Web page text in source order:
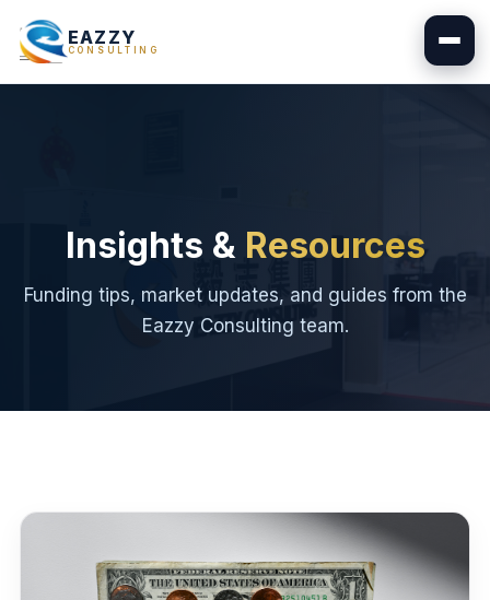
EAZZY
CONSULTING
Insights & Resources
Funding tips, market updates, and guides from the
Eazzy Consulting team.